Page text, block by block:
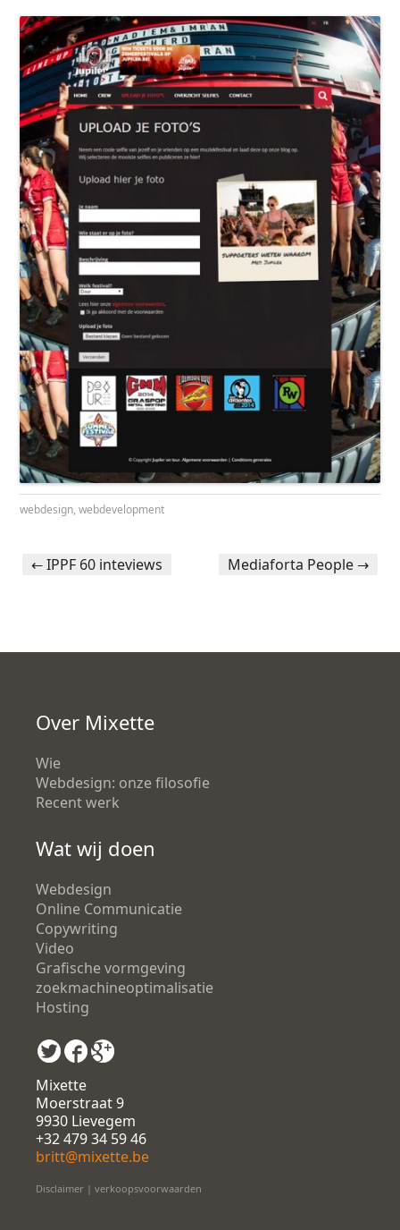
webdesign,webdevelopment
←IPPF 60 inteviews Mediaforta People →
Over Mixette
Wie
Webdesign: onze filosofie
Recent werk
Wat wij doen
Webdesign
Online Communicatie
Copywriting
Video
Grafische vormgeving
zoekmachineoptimalisatie
Hosting
Mixette
Moerstraat 9
9930 Lievegem
+32 479 34 59 46
britt@mixette.be
Disclaimer | verkoopsvoorwaarden